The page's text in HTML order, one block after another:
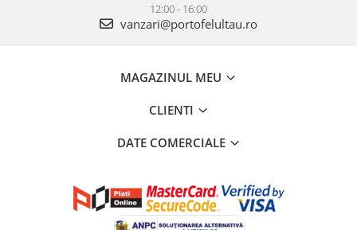
12:00 - 16:00
vanzari@portofelultau.ro
MAGAZINUL MEU
CLIENTI
DATE COMERCIALE